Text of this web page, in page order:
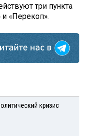
три пункта
«Перекоп».
кризис